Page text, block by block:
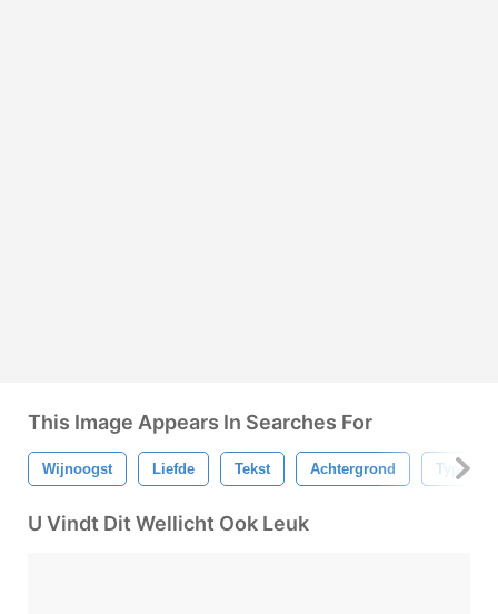
This Image Appears In Searches For
Wijnoogst Liefde Tekst Achtergrond Type
U Vindt Dit Wellicht Ook Leuk